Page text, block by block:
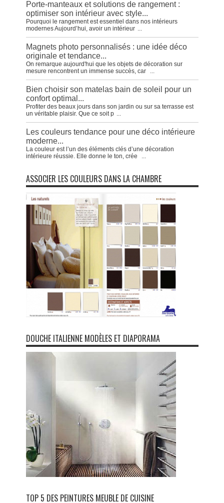
Porte-manteaux et solutions de rangement :
optimiser son intérieur avec style...
Pourquoi le rangement est essentiel dans nos intérieurs
modernes Aujourd’hui, avoir un intérieur ...
Magnets photo personnalisés : une idée déco
originale et tendance...
On remarque aujourd'hui que les objets de décoration sur
mesure rencontrent un immense succès, car
...
Bien choisir son matelas bain de soleil pour un
confort optimal...
Profiter des beaux jours dans son jardin ou sur sa terrasse est
un véritable plaisir. Que ce soit p ...
Les couleurs tendance pour une déco intérieure
moderne...
La couleur est l’un des éléments clés d’une décoration
intérieure réussie. Elle donne le ton, crée
...
ASSOCIER LES COULEURS DANS LA CHAMBRE
DOUCHE ITALIENNE MODÈLES ET DIAPORAMA
TOP 5 DES PEINTURES MEUBLE DE CUISINE